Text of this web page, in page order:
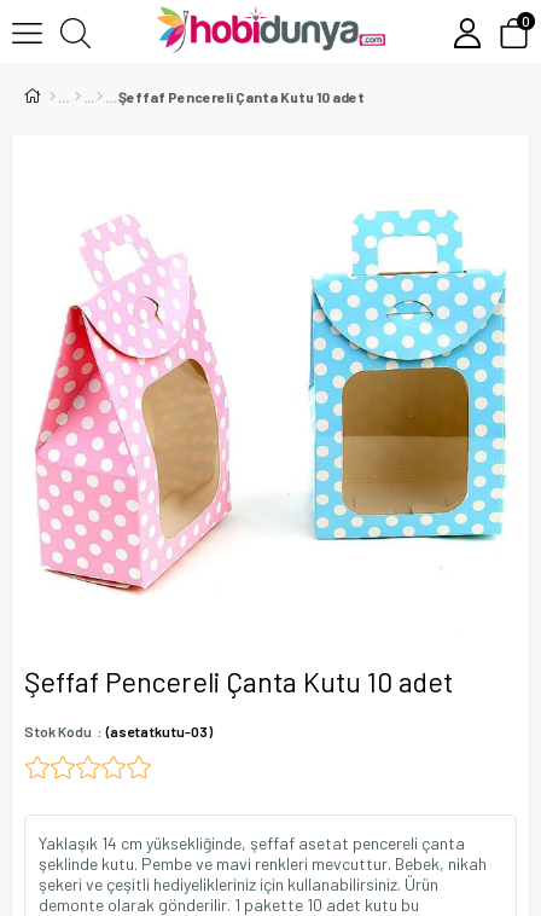
0
Şeffaf Pencereli Çanta Kutu 10 adet
Şeffaf Pencereli Çanta Kutu 10 adet
Stok Kodu (asetatkutu-03)
Yaklaşık 14 cm yüksekliğinde, şeffaf asetat pencereli çanta
şeklinde kutu. Pembe ve mavi renkleri mevcuttur. Bebek, nikah
şekeri ve çeşitli hediyelikleriniz için kullanabilirsiniz. Ürün
demonte olarak gönderilir. 1 pakette 10 adet kutu bu